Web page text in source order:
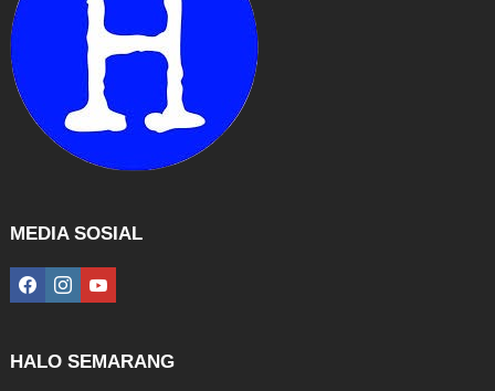
MEDIA SOSIAL
facebookinstagramyoutube
HALO SEMARANG